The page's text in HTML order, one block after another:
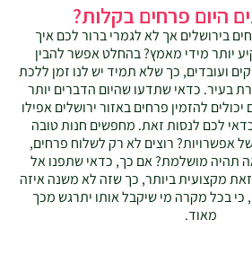
היום פרחים בקלות?
בירושלים אך לא לגמרי ברור לכם איך
יותר מידי מאמץ? בהחלט אפשר להבין
ועובדים, כך שלא תמיד יש לנו זמן ללכת
בעיר. כדאי שתדעו שהיום הדברים יותר
להזמין פרחים באזור ירושלים אפילו
לכם לנסות זאת. מחפשים חנות טובה
אפשרויות? רוצים לא רק לשלוח פרחים,
תהיה מושלמת? אם כך, כדאי שתפנו אל
מקצועית ביותר, כך שזה לא משנה איזה
כי בכל מקרה מי שיקבל אותו יתרגש מכך
מאוד.